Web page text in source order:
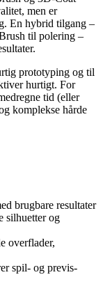
men er
En hybrid tilgang –
til polering –
prototyping og til
hurtigt. For
tid (eller
komplekse hårde
brugbare resultater
silhuetter og
overflader,
spil- og previs-